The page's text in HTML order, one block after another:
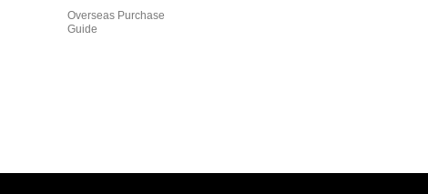
Overseas Purchase
Guide